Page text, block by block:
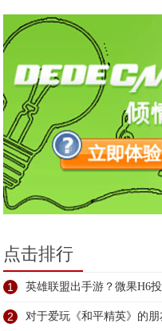
点击排行
1 英雄联盟出手游？微果H6
2 对于爱玩《和平精英》的